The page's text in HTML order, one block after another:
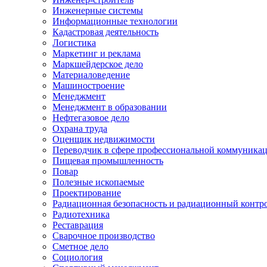
Инженерные системы
Информационные технологии
Кадастровая деятельность
Логистика
Маркетинг и реклама
Маркшейдерское дело
Материаловедение
Машиностроение
Менеджмент
Менеджмент в образовании
Нефтегазовое дело
Охрана труда
Оценщик недвижимости
Переводчик в сфере профессиональной
Пищевая промышленность
Повар
Полезные ископаемые
Проектирование
Радиационная безопасность и радиационный
Радиотехника
Реставрация
Сварочное производство
Сметное дело
Социология